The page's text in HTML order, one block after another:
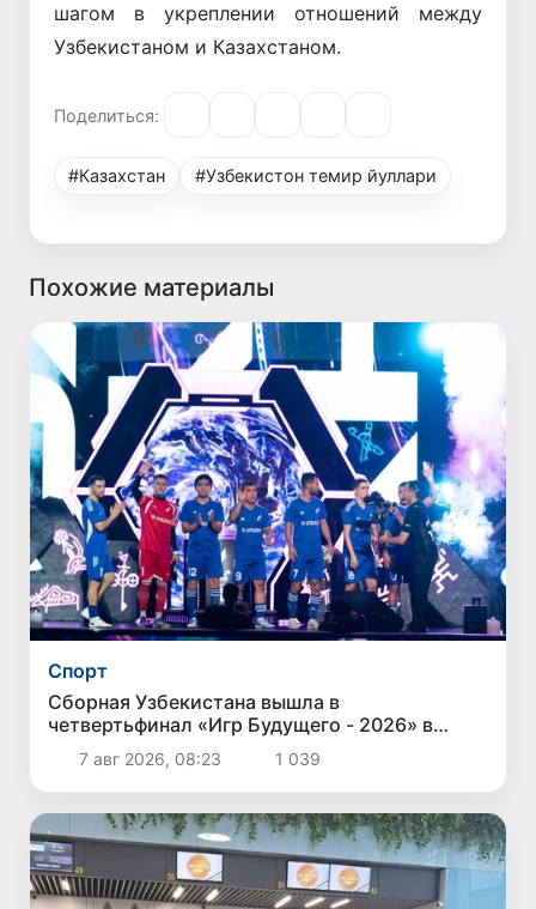
шагом в укреплении отношений между
Узбекистаном и Казахстаном.
Поделиться:
#Казахстан #Узбекистон темир йуллари
Похожие материалы
Спорт
Сборная Узбекистана вышла в
четвертьфинал «Игр Будущего - 2026» в
Астане
7 авг 2026, 08:23 1 039